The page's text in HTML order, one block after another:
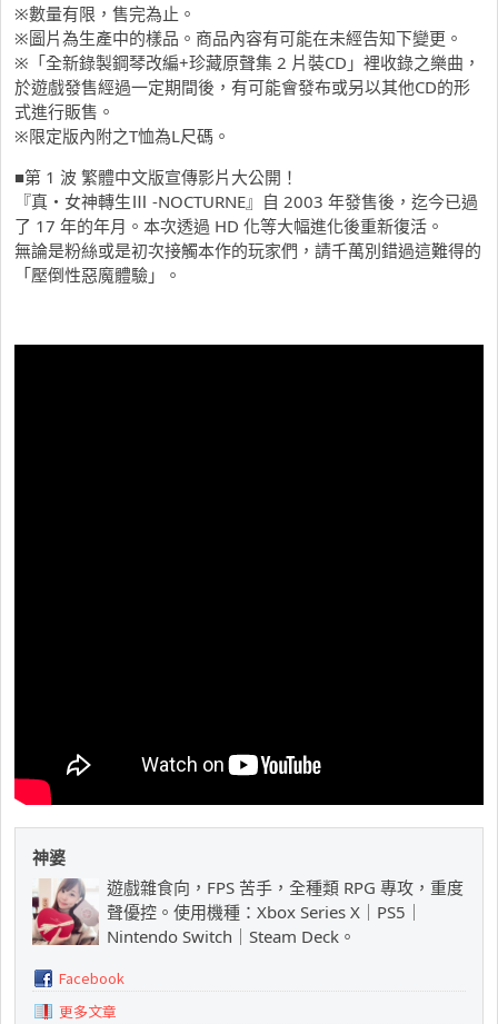
※數量有限，售完為止。
※圖片為生產中的樣品。商品內容有可能在未經告知下變更。
※「全新錄製鋼琴改編+珍藏原聲集 2 片裝CD」裡收錄之樂曲，
於遊戲發售經過一定期間後，有可能會發布或另以其他CD的形
式進行販售。
※限定版內附之T恤為L尺碼。
■第 1 波 繁體中文版宣傳影片大公開！
『真・女神轉生Ⅲ -NOCTURNE』自 2003 年發售後，迄今已過
了 17 年的年月。本次透過 HD 化等大幅進化後重新復活。
無論是粉絲或是初次接觸本作的玩家們，請千萬別錯過這難得的
「壓倒性惡魔體驗」。
神婆
遊戲雜食向，FPS 苦手，全種類 RPG 專攻，重度
聲優控。使用機種：Xbox Series X｜PS5｜
Nintendo Switch｜Steam Deck。
Facebook
更多文章